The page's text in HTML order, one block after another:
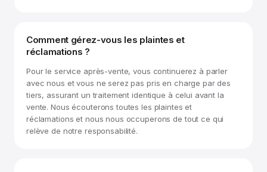
Comment gérez-vous les plaintes et
réclamations ?
Pour le service après-vente, vous continuerez à parler
avec nous et vous ne serez pas pris en charge par des
tiers, assurant un traitement identique à celui avant la
vente. Nous écouterons toutes les plaintes et
réclamations et nous nous occuperons de tout ce qui
relève de notre responsabilité.